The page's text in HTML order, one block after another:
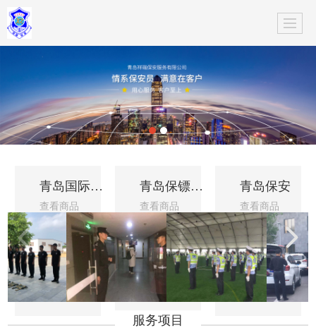
青岛国际安保/特种安保
查看商品
青岛保镖公司
查看商品
青岛保安
查看商品
服务项目